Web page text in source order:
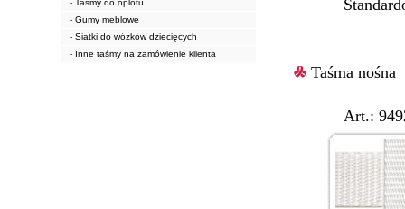
- Taśmy do oplotu
- Gumy meblowe
- Siatki do wózków dziecięcych
- Inne taśmy na zamówienie klienta
Taśma nośna
Art.: 9492/